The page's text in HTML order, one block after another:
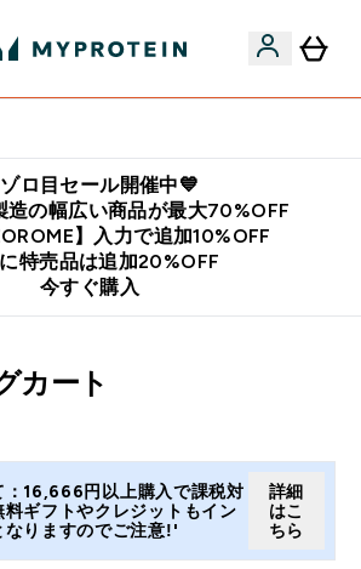
ロ目セール開催中💙
造の幅広い商品が最大70%OFF
】入力で追加10%OFF
特売品は追加20%OFF
今すぐ購入
カート
：16,666円以上購入で課税対
ギフトやクレジットもイン
なりますのでご注意!'
詳細
はこ
ちら